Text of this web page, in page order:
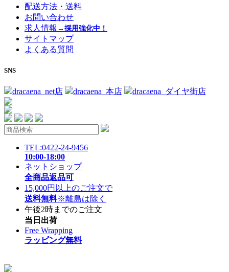
配送方法・送料
お問い合わせ
求人情報 →採用強化中！
サイトマップ
よくある質問
SNS
dracaena_net店 dracaena_本店 dracaena_ダイヤ街店
TEL:0422-24-9456
10:00-18:00
ネットショップ
全商品返品可
15,000円以上のご注文で
送料無料※離島は除く
午後2時までのご注文
当日出荷
Free Wrapping
ラッピング無料